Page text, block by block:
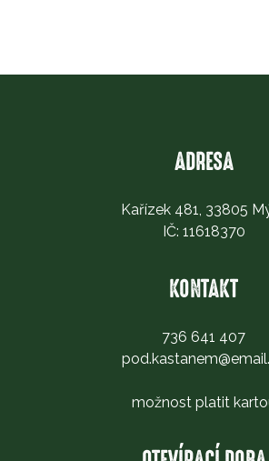
ADRESA
Kařízek 481, 33805
IČ: 11618370
KONTAKT
736 641 407
možnost platit